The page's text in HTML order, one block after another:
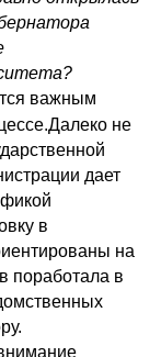
важным
не
дает
в
на
поработала в